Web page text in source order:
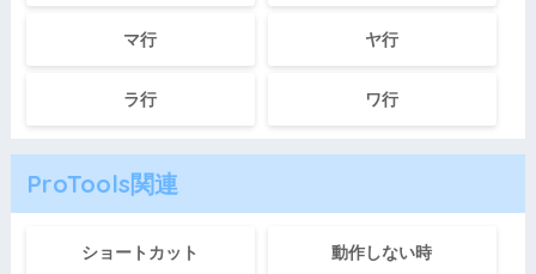
マ行 ヤ行
ラ行 ワ行
ProTools関連
ショートカット 動作しない時